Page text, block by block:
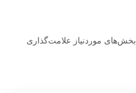
بخش‌های موردنیاز علامت‌گذاری